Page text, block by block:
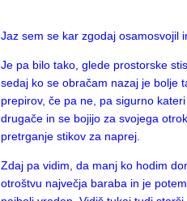
Jaz sem se kar zgodaj osamosvojil
Je pa bilo tako, glede prostorske
sedaj ko se obračam nazaj je bolje
prepirov, če pa ne, pa sigurno
drugače in se bojijo za svojega
pretrganje stikov za naprej.
Zdaj pa vidim, da manj ko hodim
otroštvu največja baraba in je